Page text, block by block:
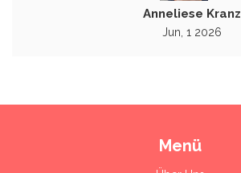
Anneliese Kranz
Jun, 1 2026
Menü